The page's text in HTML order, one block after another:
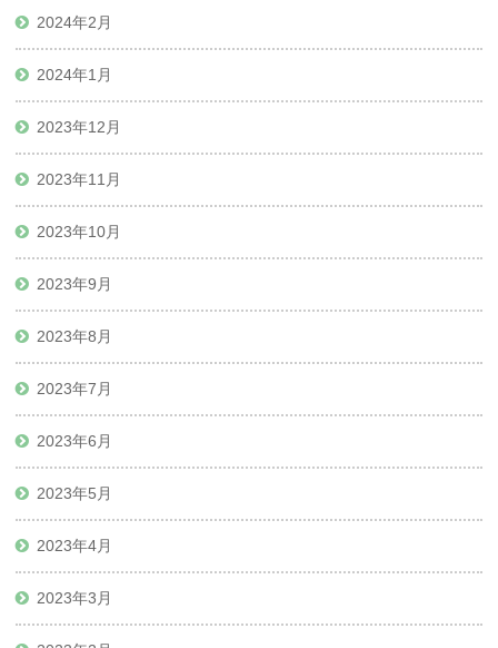
2024年2月
2024年1月
2023年12月
2023年11月
2023年10月
2023年9月
2023年8月
2023年7月
2023年6月
2023年5月
2023年4月
2023年3月